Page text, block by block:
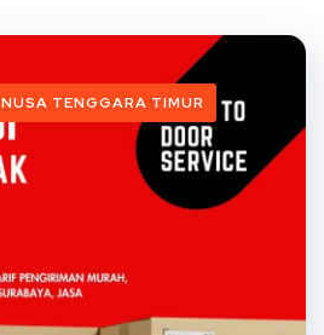
NUSA TENGGARA TIMUR